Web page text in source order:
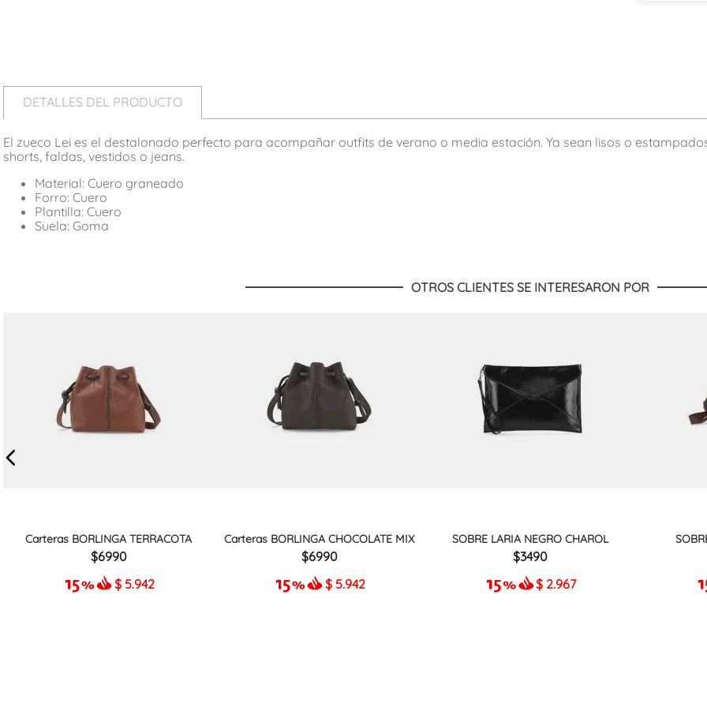
DETALLES DEL PRODUCTO
El zueco Lei es el destalonado perfecto para acompañar outfits de verano o media estación. Ya sean lisos o
shorts, faldas, vestidos o jeans.
Material: Cuero graneado
Forro: Cuero
Plantilla: Cuero
Suela: Goma
OTROS CLIENTES SE INTERESARON POR
Carteras BORLINGA TERRACOTA
6990
$ 5.942
Carteras BORLINGA CHOCOLATE MIX
6990
$ 5.942
SOBRE LARIA NEGRO CHAROL
3490
$ 2.967